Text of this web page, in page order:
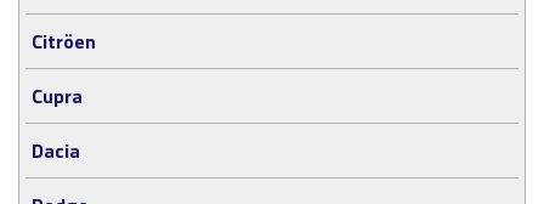
Citröen
Cupra
Dacia